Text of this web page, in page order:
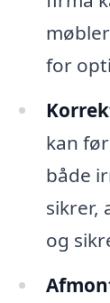
for
kan
både
sikrer,
og